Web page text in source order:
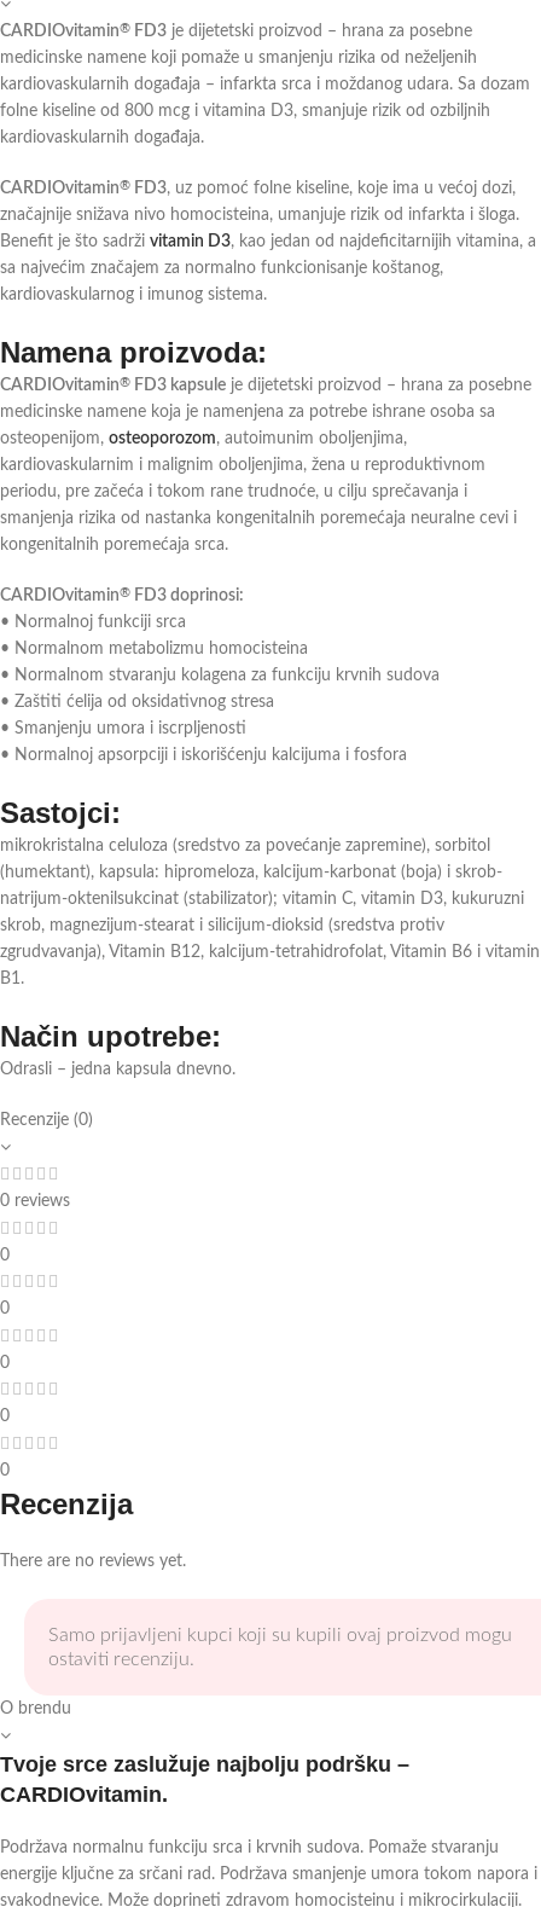
CARDIOvitamin® FD3 je dijetetski proizvod – hrana za posebne
medicinske namene koji pomaže u smanjenju rizika od neželjenih
kardiovaskularnih događaja – infarkta srca i moždanog udara. Sa dozam
folne kiseline od 800 mcg i vitamina D3, smanjuje rizik od ozbiljnih
kardiovaskularnih događaja.
CARDIOvitamin® FD3, uz pomoć folne kiseline, koje ima u većoj dozi,
značajnije snižava nivo homocisteina, umanjuje rizik od infarkta i šloga.
Benefit je što sadrži vitamin D3, kao jedan od najdeficitarnijih vitamina, a
sa najvećim značajem za normalno funkcionisanje koštanog,
kardiovaskularnog i imunog sistema.
Namena proizvoda:
CARDIOvitamin® FD3 kapsule je dijetetski proizvod – hrana za posebne
medicinske namene koja je namenjena za potrebe ishrane osoba sa
osteopenijom, osteoporozom, autoimunim oboljenjima,
kardiovaskularnim i malignim oboljenjima, žena u reproduktivnom
periodu, pre začeća i tokom rane trudnoće, u cilju sprečavanja i
smanjenja rizika od nastanka kongenitalnih poremećaja neuralne cevi i
kongenitalnih poremećaja srca.
CARDIOvitamin® FD3 doprinosi:
• Normalnoj funkciji srca
• Normalnom metabolizmu homocisteina
• Normalnom stvaranju kolagena za funkciju krvnih sudova
• Zaštiti ćelija od oksidativnog stresa
• Smanjenju umora i iscrpljenosti
• Normalnoj apsorpciji i iskorišćenju kalcijuma i fosfora
Sastojci:
mikrokristalna celuloza (sredstvo za povećanje zapremine), sorbitol
(humektant), kapsula: hipromeloza, kalcijum-karbonat (boja) i skrob-
natrijum-oktenilsukcinat (stabilizator); vitamin C, vitamin D3, kukuruzni
skrob, magnezijum-stearat i silicijum-dioksid (sredstva protiv
zgrudvavanja), Vitamin B12, kalcijum-tetrahidrofolat, Vitamin B6 i vitamin
B1.
Način upotrebe:
Odrasli – jedna kapsula dnevno.
Recenzije (0)
0 reviews
0
0
0
0
0
Recenzija
There are no reviews yet.
Samo prijavljeni kupci koji su kupili ovaj proizvod mogu
ostaviti recenziju.
O brendu
Tvoje srce zaslužuje najbolju podršku –
CARDIOvitamin.
Podržava normalnu funkciju srca i krvnih sudova. Pomaže stvaranju
energije ključne za srčani rad. Podržava smanjenje umora tokom napora i
svakodnevice. Može doprineti zdravom homocisteinu i mikrocirkulaciji.